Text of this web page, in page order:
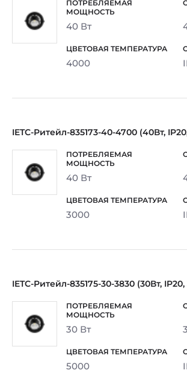
40 Вт
4000
IETC-Ритейл-835173-40-4700 (40Вт,
40 Вт
3000
IETC-Ритейл-835175-30-3830 (30Вт,
30 Вт
5000